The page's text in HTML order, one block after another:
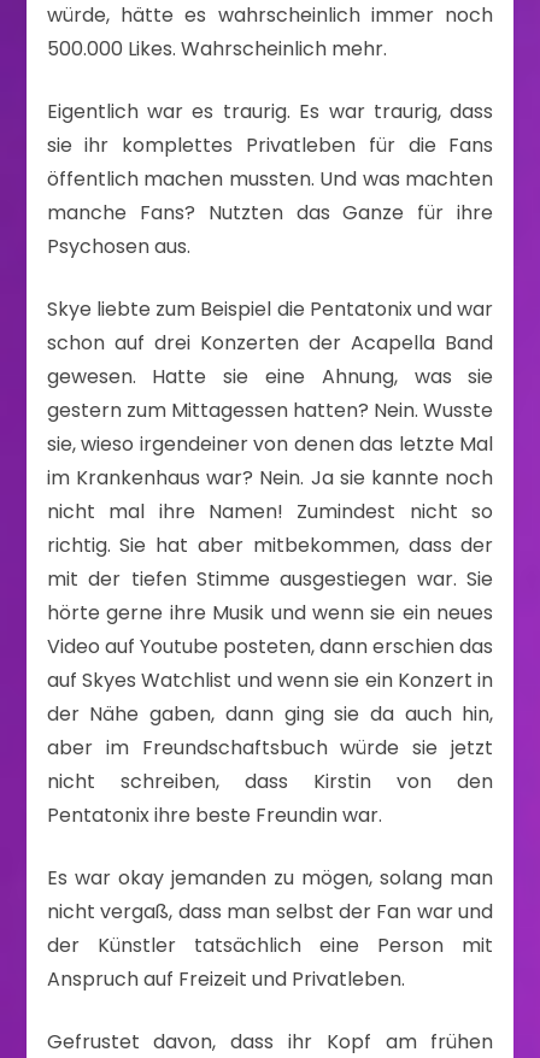
würde, hätte es wahrscheinlich immer noch
500.000 Likes. Wahrscheinlich mehr.
Eigentlich war es traurig. Es war traurig, dass
sie ihr komplettes Privatleben für die Fans
öffentlich machen mussten. Und was machten
manche Fans? Nutzten das Ganze für ihre
Psychosen aus.
Skye liebte zum Beispiel die Pentatonix und war
schon auf drei Konzerten der Acapella Band
gewesen. Hatte sie eine Ahnung, was sie
gestern zum Mittagessen hatten? Nein. Wusste
sie, wieso irgendeiner von denen das letzte Mal
im Krankenhaus war? Nein. Ja sie kannte noch
nicht mal ihre Namen! Zumindest nicht so
richtig. Sie hat aber mitbekommen, dass der
mit der tiefen Stimme ausgestiegen war. Sie
hörte gerne ihre Musik und wenn sie ein neues
Video auf Youtube posteten, dann erschien das
auf Skyes Watchlist und wenn sie ein Konzert in
der Nähe gaben, dann ging sie da auch hin,
aber im Freundschaftsbuch würde sie jetzt
nicht schreiben, dass Kirstin von den
Pentatonix ihre beste Freundin war.
Es war okay jemanden zu mögen, solang man
nicht vergaß, dass man selbst der Fan war und
der Künstler tatsächlich eine Person mit
Anspruch auf Freizeit und Privatleben.
Gefrustet davon, dass ihr Kopf am frühen